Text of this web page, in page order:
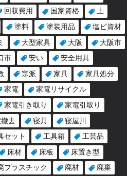
回収費用 国家資格
土
塗料 塗装用品
塩ビ資材
大型家具 大阪
大阪市
市 安い
安全用具
宗派 家具
家具処分
家電
家電リサイクル
家電引き取り
家電引取り
去 寝具
寝屋川
セット 工具箱
工芸品
床材 床板
床置き型
プラスチック 廃材
廃棄